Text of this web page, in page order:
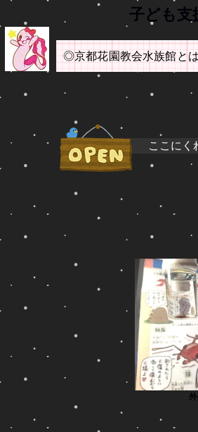
子ども支
◎京都花園教会水族館とは
ここにく